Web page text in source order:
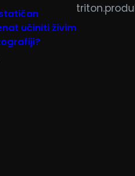
učiniti živim